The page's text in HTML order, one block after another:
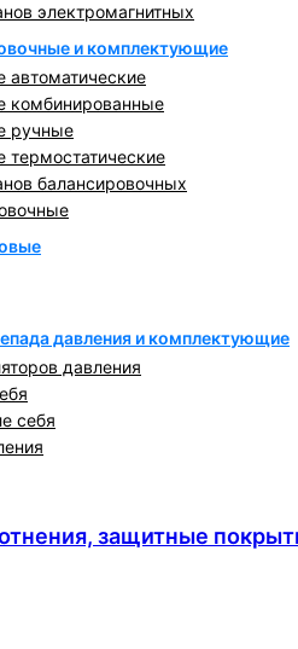
электромагнитных
и комплектующие
автоматические
комбинированные
ручные
термостатические
балансировочных
давления и комплектующие
давления
себя
защитные